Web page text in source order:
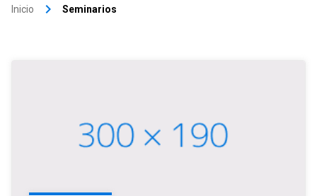
Inicio keyboard_arrow_right Seminarios